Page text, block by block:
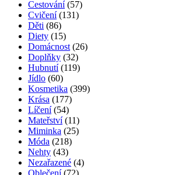
Cestování(57)
Cvičení(131)
Děti (86)
Diety (15)
Domácnost (26)
Doplňky (32)
Hubnutí(119)
Jídlo (60)
Kosmetika (399)
Krása (177)
Líčení(54)
Mateřství(11)
Miminka (25)
Móda (218)
Nehty (43)
Nezařazené (4)
Oblečení(72)